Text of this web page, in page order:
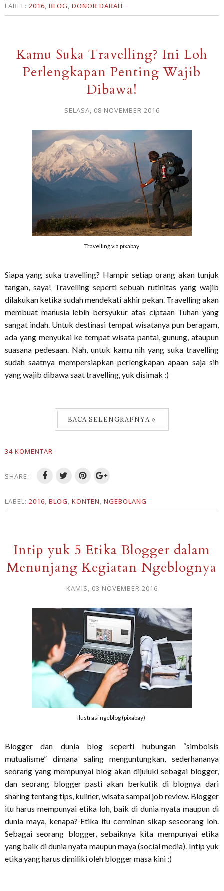
LABEL: 2016, BLOG, DONOR DARAH
Kamu Suka Travelling? Ini Loh
Perlengkapan Penting Wajib
Dibawa!
SELASA, 08 NOVEMBER 2016
Travelling via pixabay
Siapa yang suka travelling? Hampir setiap orang akan tunjuk
tangan, saya! Travelling seperti sebuah rutinitas yang wajib
dilakukan ketika sudah mendekati akhir pekan. Travelling akan
membuat manusia lebih bersyukur atas ciptaan Tuhan yang
sangat indah. Untuk destinasi tempat wisatanya pun beragam,
ada yang menyukai ke tempat wisata pantai, gunung, ataupun
suasana pedesaan. Nah, untuk kamu nih yang suka travelling
sudah saatnya mempersiapkan perlengkapan apaan saja sih
yang wajib dibawa saat travelling, yuk disimak :)
BACA SELENGKAPNYA »
34 KOMENTAR
SHARE:
LABEL: 2016, BLOG, KONTEN, NGEBOLANG
Intip yuk 5 Etika Blogger dalam
Menunjang Kegiatan Ngeblognya
KAMIS, 03 NOVEMBER 2016
Ilustrasi ngeblog (pixabay)
Blogger dan dunia blog seperti hubungan “simboisis
mutualisme” dimana saling menguntungkan, sederhananya
seorang yang mempunyai blog akan dijuluki sebagai blogger,
dan seorang blogger pasti akan berkutik di blognya dari
sharing tentang tips, kuliner, wisata sampai job review. Blogger
itu harus mempunyai etika loh, baik di dunia nyata maupun di
dunia maya, kenapa? Etika itu cerminan sikap seseorang loh.
Sebagai seorang blogger, sebaiknya kita mempunyai etika
yang baik di dunia nyata maupun maya (social media). Intip yuk
etika yang harus dimiliki oleh blogger masa kini :)